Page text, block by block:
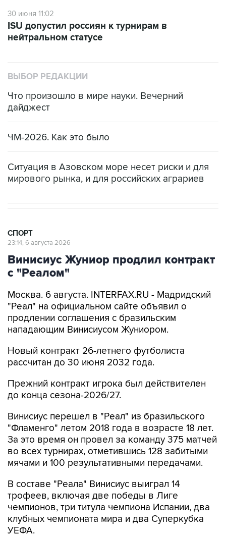
30 июня 11:02
ISU допустил россиян к турнирам в
нейтральном статусе
ВЫБОР РЕДАКЦИИ
Что произошло в мире науки. Вечерний
дайджест
ЧМ-2026. Как это было
Ситуация в Азовском море несет риски и для
мирового рынка, и для российских аграриев
СПОРТ
23:14, 6 августа 2026
Винисиус Жуниор продлил контракт
с "Реалом"
Москва. 6 августа. INTERFAX.RU - Мадридский
"Реал" на официальном сайте объявил о
продлении соглашения с бразильским
нападающим Винисиусом Жуниором.
Новый контракт 26-летнего футболиста
рассчитан до 30 июня 2032 года.
Прежний контракт игрока был действителен
до конца сезона-2026/27.
Винисиус перешел в "Реал" из бразильского
"Фламенго" летом 2018 года в возрасте 18 лет.
За это время он провел за команду 375 матчей
во всех турнирах, отметившись 128 забитыми
мячами и 100 результативными передачами.
В составе "Реала" Винисиус выиграл 14
трофеев, включая две победы в Лиге
чемпионов, три титула чемпиона Испании, два
клубных чемпионата мира и два Суперкубка
УЕФА.